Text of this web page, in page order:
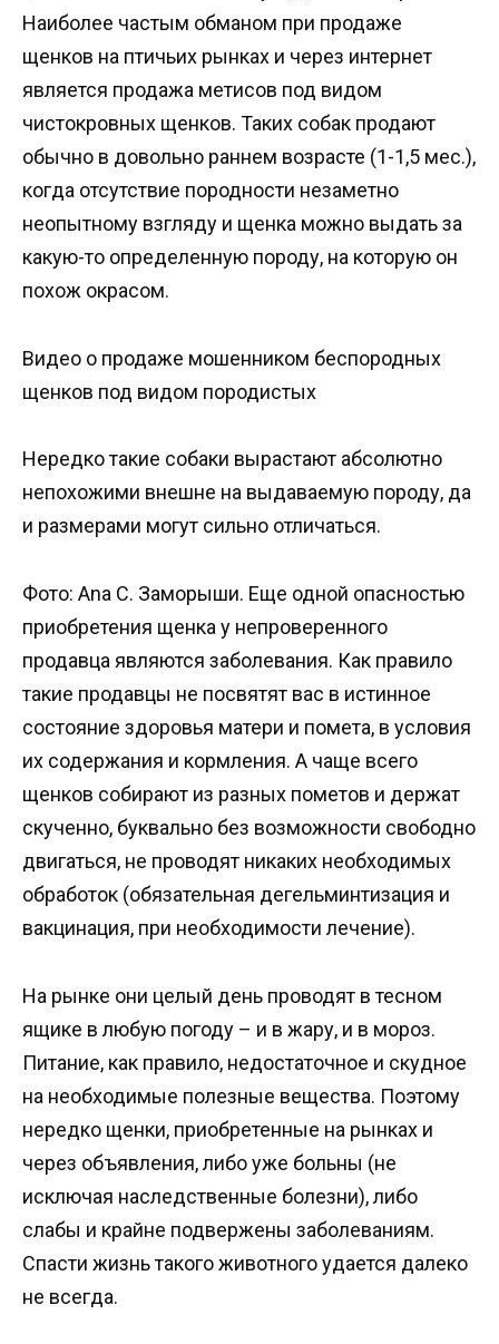
Наиболее частым обманом при продаже
щенков на птичьих рынках и через интернет
является продажа метисов под видом
чистокровных щенков. Таких собак продают
обычно в довольно раннем возрасте (1-1,5 мес.),
когда отсутствие породности незаметно
неопытному взгляду и щенка можно выдать за
какую-то определенную породу, на которую он
похож окрасом.
Видео о продаже мошенником беспородных
щенков под видом породистых
Нередко такие собаки вырастают абсолютно
непохожими внешне на выдаваемую породу, да
и размерами могут сильно отличаться.
Фото: Ana C. Заморыши. Еще одной опасностью
приобретения щенка у непроверенного
продавца являются заболевания. Как правило
такие продавцы не посвятят вас в истинное
состояние здоровья матери и помета, в условия
их содержания и кормления. А чаще всего
щенков собирают из разных пометов и держат
скученно, буквально без возможности свободно
двигаться, не проводят никаких необходимых
обработок (обязательная дегельминтизация и
вакцинация, при необходимости лечение).
На рынке они целый день проводят в тесном
ящике в любую погоду – и в жару, и в мороз.
Питание, как правило, недостаточное и скудное
на необходимые полезные вещества. Поэтому
нередко щенки, приобретенные на рынках и
через объявления, либо уже больны (не
исключая наследственные болезни), либо
слабы и крайне подвержены заболеваниям.
Спасти жизнь такого животного удается далеко
не всегда.